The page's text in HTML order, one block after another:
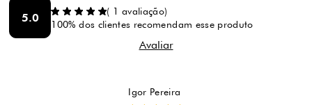
5.0 ( 1 avaliação)
100% dos clientes recomendam esse produto
Igor Pereira